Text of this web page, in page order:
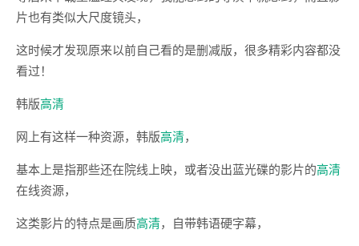
片也有类似大尺度镜头，
这时候才发现原来以前自己看的是删减版，很多精彩内容都没
看过！
韩版高清
网上有这样一种资源，韩版高清，
基本上是指那些还在院线上映，或者没出蓝光碟的影片的高清
在线资源，
这类影片的特点是画质高清，自带韩语硬字幕，